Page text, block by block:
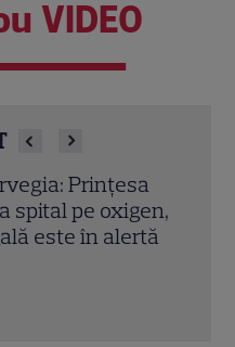
VIDEO
Cristea casa
de vedetă. Când
„Dacă ne țin